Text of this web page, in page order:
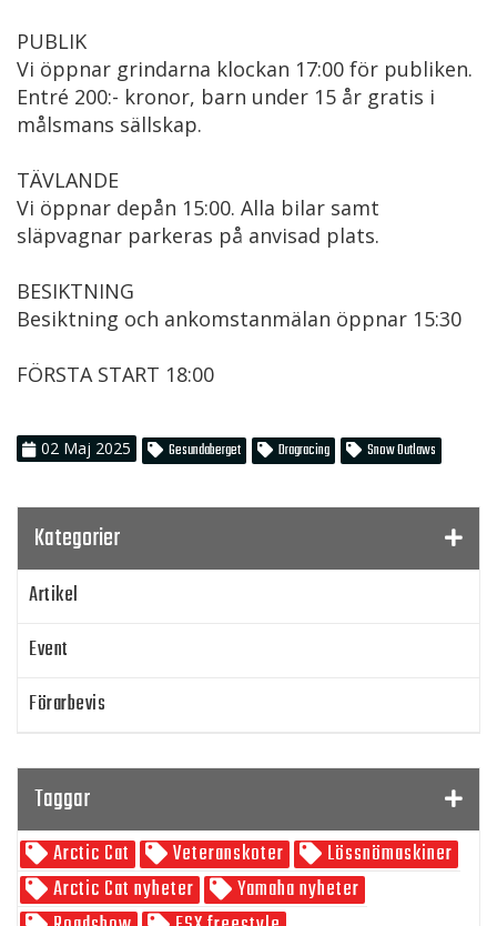
PUBLIK
Vi öppnar grindarna klockan 17:00 för publiken.
Entré 200:- kronor, barn under 15 år gratis i
målsmans sällskap.
TÄVLANDE
Vi öppnar depån 15:00. Alla bilar samt
släpvagnar parkeras på anvisad plats.
BESIKTNING
Besiktning och ankomstanmälan öppnar 15:30
FÖRSTA START 18:00
02 Maj 2025 Gesundaberget Dragracing Snow Outlaws
Kategorier
Artikel
Event
Förarbevis
SnowRider TV
Skoterpodden
Taggar
Arctic Cat Veteranskoter
Lössnömaskiner
Arctic Cat nyheter
Yamaha nyheter